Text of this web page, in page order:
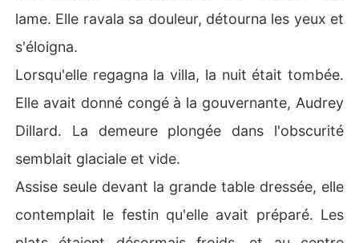
lame. Elle ravala sa douleur, détourna les yeux et
s'éloigna.
Lorsqu'elle regagna la villa, la nuit était tombée.
Elle avait donné congé à la gouvernante, Audrey
Dillard. La demeure plongée dans l'obscurité
semblait glaciale et vide.
Assise seule devant la grande table dressée, elle
contemplait le festin qu'elle avait préparé. Les